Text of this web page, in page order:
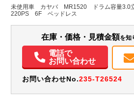
広島県 -
W:2,190
H:3,040
装備情報
未使用車 カヤバ MR1520 ドラム容量3.0
220PS 6F ベッドレス
在庫・価格・見積金額を知
電話で
お問い合わせ
お問い合わせNo.235-T26524